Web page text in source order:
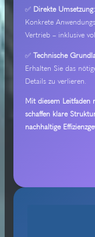
✅ Direkte Umsetzung:
Konkrete
Vertrieb – inklusive
✅ Technische
Erhalten Sie das
Details zu verlieren.
Mit diesem Leitfaden
schaffen klare
nachhaltige